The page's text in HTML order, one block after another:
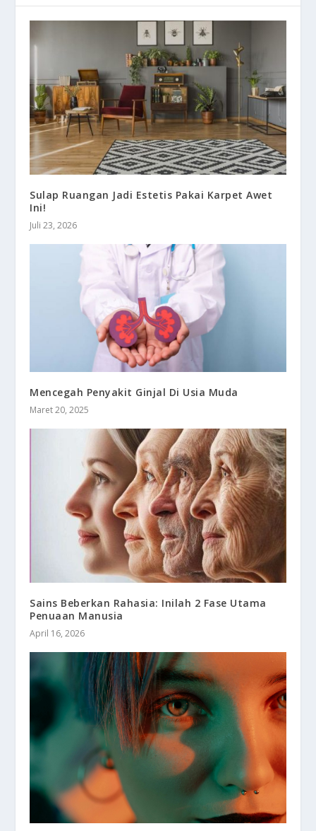
Sulap Ruangan Jadi Estetis Pakai Karpet Awet
Ini!
Juli 23, 2026
Mencegah Penyakit Ginjal Di Usia Muda
Maret 20, 2025
Sains Beberkan Rahasia: Inilah 2 Fase Utama
Penuaan Manusia
April 16, 2026